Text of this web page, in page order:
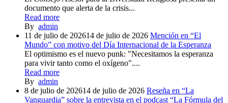
documento que alerta de la crisis...
Read more
By admin
11 de julio de 202614 de julio de 2026 Mención en “El
Mundo” con motivo del Día Internacional de la Esperanza
El optimismo es el nuevo punk: "Necesitamos la esperanza
para vivir tanto como el oxígeno"....
Read more
By admin
8 de julio de 202614 de julio de 2026 Reseña en “La
Vanguardia” sobre la entrevista en el podcast “La Fórmula del